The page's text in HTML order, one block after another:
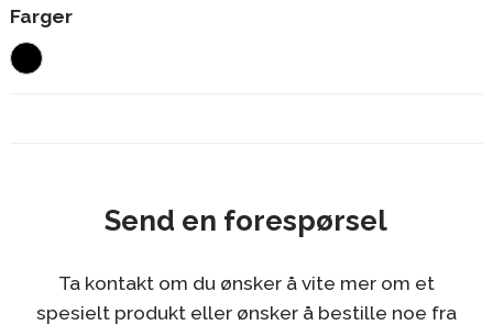
Farger
Send en forespørsel
Ta kontakt om du ønsker å vite mer om et
spesielt produkt eller ønsker å bestille noe fra